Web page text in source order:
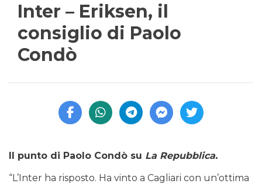
Inter – Eriksen, il
consiglio di Paolo
Condò
Il punto di Paolo Condò su La Repubblica.
“L’Inter ha risposto. Ha vinto a Cagliari con un’ottima